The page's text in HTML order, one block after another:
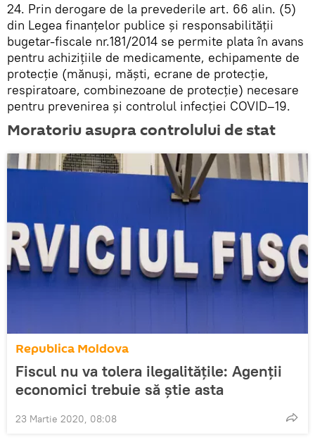
24. Prin derogare de la prevederile art. 66 alin. (5)
din Legea finanțelor publice și responsabilității
bugetar-fiscale nr.181/2014 se permite plata în avans
pentru achizițiile de medicamente, echipamente de
protecție (mănuși, măști, ecrane de protecție,
respiratoare, combinezoane de protecție) necesare
pentru prevenirea și controlul infecției COVID–19.
Moratoriu asupra controlului de stat
Republica Moldova
Fiscul nu va tolera ilegalitățile: Agenții
economici trebuie să știe asta
23 Martie 2020, 08:08